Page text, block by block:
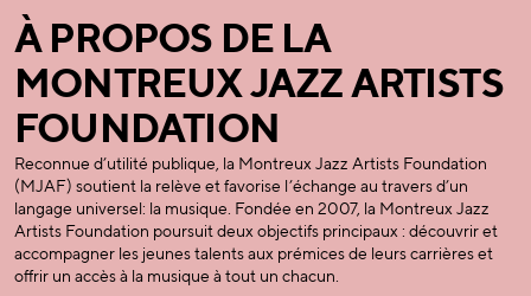
À PROPOS DE LA
MONTREUX JAZZ ARTISTS
FOUNDATION
Reconnue d’utilité publique, la Montreux Jazz Artists Foundation
(MJAF) soutient la relève et favorise l’échange au travers d’un
langage universel: la musique. Fondée en 2007, la Montreux Jazz
Artists Foundation poursuit deux objectifs principaux : découvrir et
accompagner les jeunes talents aux prémices de leurs carrières et
offrir un accès à la musique à tout un chacun.